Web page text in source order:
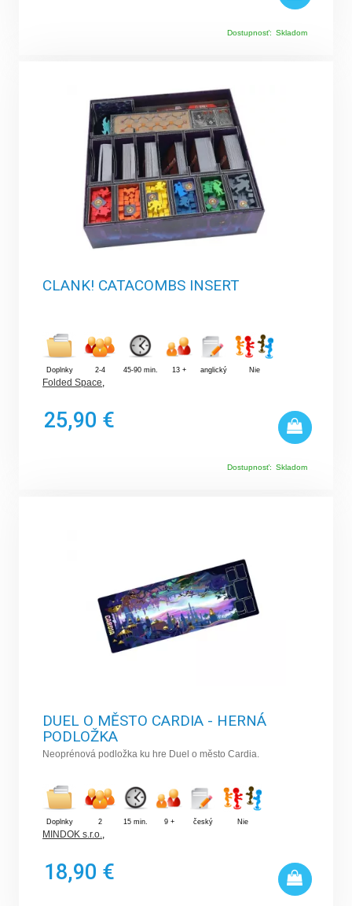
Dostupnosť: Skladom
CLANK! CATACOMBS INSERT
Doplnky 2-4 45-90 min. 13 + anglický Nie
Folded Space,
25,90 €
Dostupnosť: Skladom
DUEL O MĚSTO CARDIA - HERNÁ
PODLOŽKA
Neoprénová podložka ku hre Duel o město Cardia.
Doplnky 2 15 min. 9 + český Nie
MINDOK s.r.o.
18,90 €